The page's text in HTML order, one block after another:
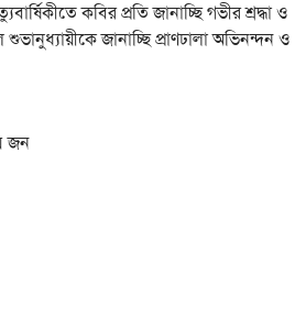
কবির প্রতি জানাচ্ছি গভীর শ্রদ্ধা ও
জানাচ্ছি প্রাণঢালা অভিনন্দন ও
জন